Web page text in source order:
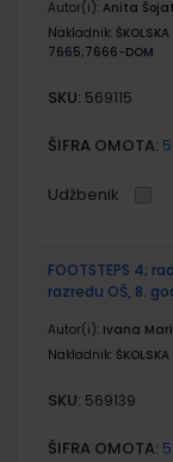
Autor(i): Anita
Nakladnik:
7665;7666-DOM
SKU: 569115
ŠIFRA OMOTA:
Udžbenik
FOOTSTEPS 4;
razredu OŠ, 8.
Autor(i): Ivana
Nakladnik:
SKU: 569139
ŠIFRA OMOTA: